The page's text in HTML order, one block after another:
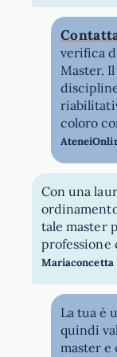
verifica
Master.
coloro
Con una
tale master
professione
Mariaconcetta
La tua è
quindi
master e